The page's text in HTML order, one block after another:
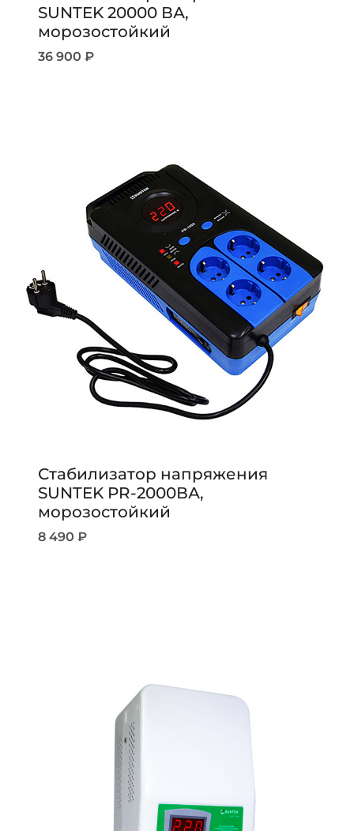
SUNTEK 20000 ВА,
морозостойкий
36 900 ₽
Стабилизатор напряжения
SUNTEK PR-2000ВА,
морозостойкий
8 490 ₽